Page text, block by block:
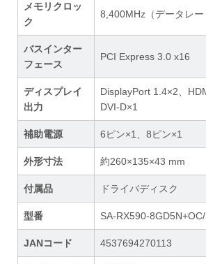
メモリクロッ
ク
8,400MHz（データレー
バスインター
フェース
PCI Express 3.0 x16
ディスプレイ
出力
DisplayPort 1.4×2、
DVI-D×1
補助電源 6ピン×1、8ピン×1
外形寸法 約260×135×43 mm
付属品 ドライバディスク
型番 SA-RX590-
JANコード 4537694270113